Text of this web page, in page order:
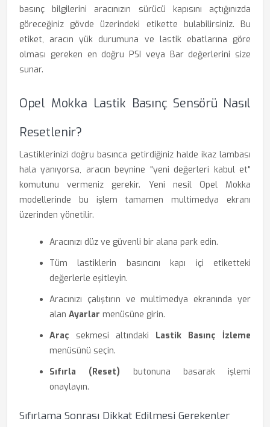
basınç bilgilerini aracınızın sürücü kapısını açtığınızda
göreceğiniz gövde üzerindeki etikette bulabilirsiniz. Bu
etiket, aracın yük durumuna ve lastik ebatlarına göre
olması gereken en doğru PSI veya Bar değerlerini size
sunar.
Opel Mokka Lastik Basınç Sensörü Nasıl
Resetlenir?
Lastiklerinizi doğru basınca getirdiğiniz halde ikaz lambası
hala yanıyorsa, aracın beynine "yeni değerleri kabul et"
komutunu vermeniz gerekir. Yeni nesil Opel Mokka
modellerinde bu işlem tamamen multimedya ekranı
üzerinden yönetilir.
Aracınızı düz ve güvenli bir alana park edin.
Tüm lastiklerin basıncını kapı içi etiketteki
değerlerle eşitleyin.
Aracınızı çalıştırın ve multimedya ekranında yer
alan Ayarlar menüsüne girin.
Araç sekmesi altındaki Lastik Basınç İzleme
menüsünü seçin.
Sıfırla (Reset) butonuna basarak işlemi
onaylayın.
Sıfırlama Sonrası Dikkat Edilmesi Gerekenler